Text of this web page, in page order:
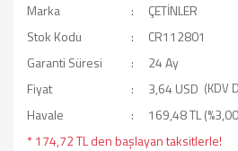
Marka
ÇETİNLER
Stok Kodu
CR112801
Garanti Süresi
24 Ay
Fiyat
3,64 USD (KDV
Havale
169,48 TL
* 174,72 TL den başlayan taksitlerle!